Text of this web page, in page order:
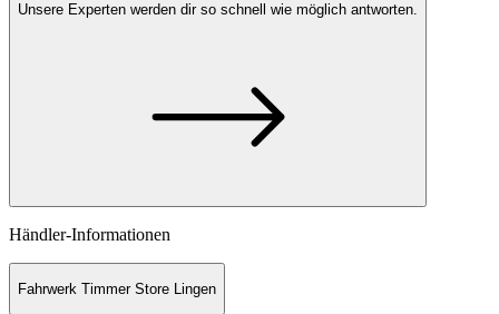
Unsere Experten werden dir so schnell wie möglich antworten.
Händler-Informationen
Fahrwerk Timmer Store Lingen